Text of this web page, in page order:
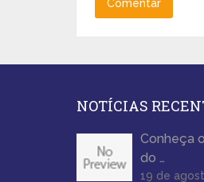
NOTÍCIAS
Conheça
do …
19 de